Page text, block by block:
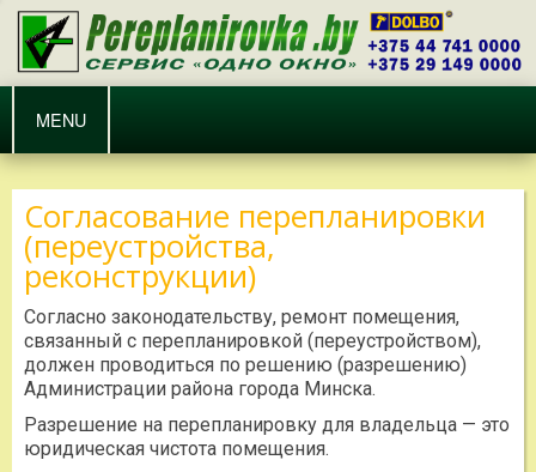
MENU
Согласование перепланировки
(переустройства,
реконструкции)
Согласно законодательству, ремонт помещения,
связанный с перепланировкой (переустройством),
должен проводиться по решению (разрешению)
Администрации района города Минска.
Разрешение на перепланировку для владельца — это
юридическая чистота помещения.